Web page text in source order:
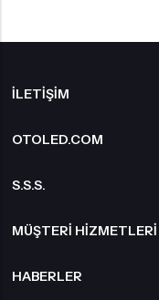
İLETIŞIM
OTOLED.COM
S.S.S.
MÜŞTERI HIZMETLERI
HABERLER